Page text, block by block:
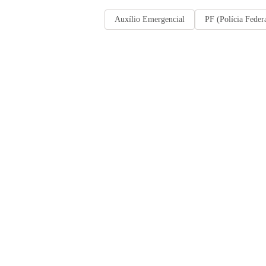
Auxílio Emergencial PF (Polícia